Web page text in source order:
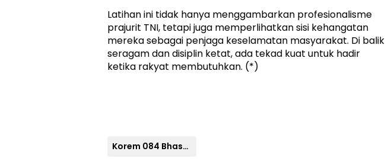
Latihan ini tidak hanya menggambarkan profesionalisme
prajurit TNI, tetapi juga memperlihatkan sisi kehangatan
mereka sebagai penjaga keselamatan masyarakat. Di balik
seragam dan disiplin ketat, ada tekad kuat untuk hadir
ketika rakyat membutuhkan. (*)
Korem 084 Bhaskara Jaya